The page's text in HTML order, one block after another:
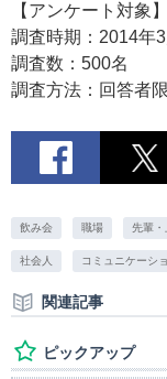
【アンケート対象】
調査時期：2014年
調査数：500名
調査方法：回答者
飲み会 職場 先輩・
社会人 コミュニケーシ
関連記事
ピックアップ